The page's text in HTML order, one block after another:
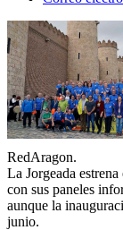
RedAragon.
La Jorgeada estrena
con sus paneles
aunque la
junio.